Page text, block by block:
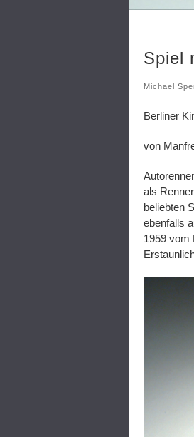
Spiel
Michael
Berliner
von
als
beliebten
ebenfalls
1959 vom